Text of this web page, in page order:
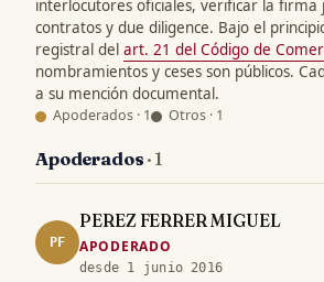
interlocutores oficiales, verificar la firma
contratos y due diligence. Bajo el
registral del art. 21 del Código de
nombramientos y ceses son públicos.
a su mención documental.
Apoderados · 1 Otros · 1
Apoderados · 1
PF
PEREZ FERRER MIGUEL
APODERADO
desde 1 junio 2016